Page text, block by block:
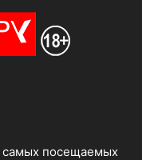
самых посещаемых